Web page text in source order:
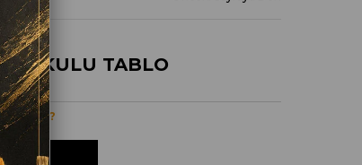
DOKULU TABLO
Nedir?